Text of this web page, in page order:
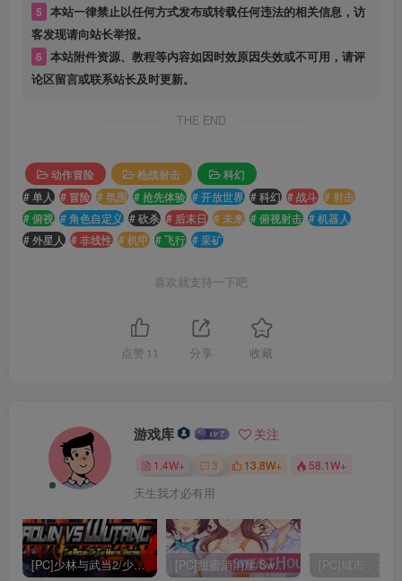
5 本站一律禁止以任何方式发布或转载任何违法的相关信息，访
客发现请向站长举报。
6 本站附件资源、教程等内容如因时效原因失效或不可用，请评
论区留言或联系站长及时更新。
THE END
动作冒险 枪战射击
科幻
# 单人 # 冒险 # 氛围 # 抢先体验 # 开放世界 # 科幻 # 战斗 # 射击
# 俯视 # 角色自定义 # 砍杀 # 后末日 # 未来 # 俯视射击 # 机器人
# 外星人 # 非线性 # 机甲 # 飞行 # 采矿
喜欢就支持一下吧
点赞 11 分享 收藏
游戏库 关注
1.4W+ 3 13.8W+ 58.1W+
天生我才必有用
[PC]少林与武当2/少林vs武当2/Shaolin vs Wutang 2 [PC]甜蜜消消屋/Sweet House